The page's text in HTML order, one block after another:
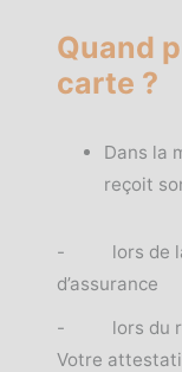
Quand
carte ?
Dans la
reçoit
- lors de la
d’assurance
- lors du
Votre